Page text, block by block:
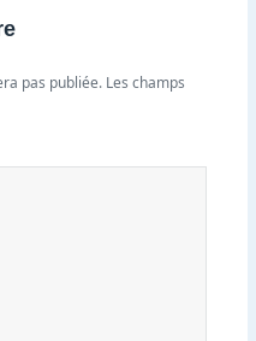
pas publiée. Les champs